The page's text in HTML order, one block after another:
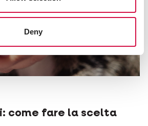
Deny
come fare la scelta